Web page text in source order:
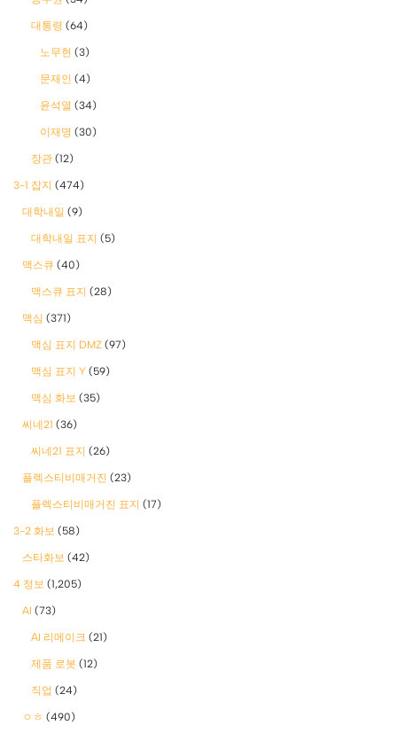
대통령 (64)
노무현 (3)
문재인 (4)
윤석열 (34)
이재명 (30)
장관 (12)
3-1 잡지 (474)
대학내일 (9)
대학내일 표지 (5)
맥스큐 (40)
맥스큐 표지 (28)
맥심 (371)
맥심 표지 DMZ (97)
맥심 표지 Y (59)
맥심 화보 (35)
씨네21 (36)
씨네21 표지 (26)
플렉스티비매거진 (23)
플렉스티비매거진 표지 (17)
3-2 화보 (58)
스타화보 (42)
4 정보 (1,205)
AI (73)
AI 리메이크 (21)
제품 로봇 (12)
직업 (24)
ㅇㅎ (490)